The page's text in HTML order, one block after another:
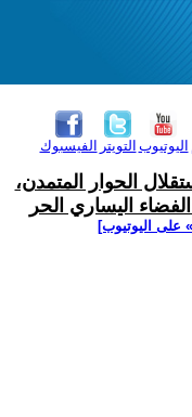
الفيسبوك التويتر اليوتيوب
الحوار المتمدن،
اليساري الحر
على اليوتيوب]